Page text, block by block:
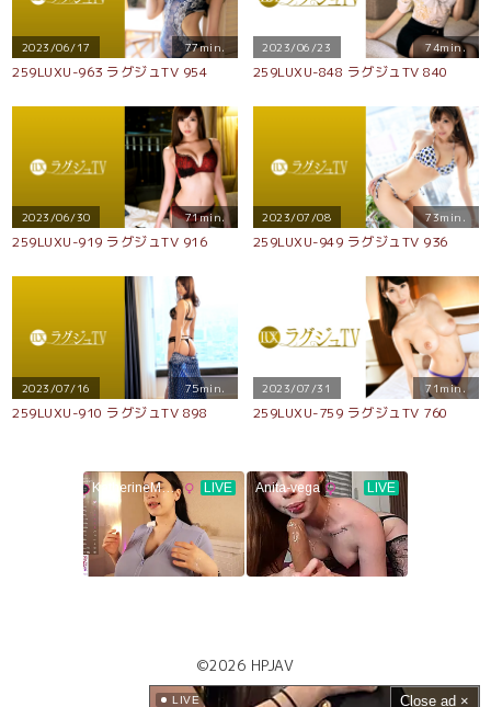
2023/06/17 77min.
259LUXU-963 ラグジュTV 954
2023/06/23 74min.
259LUXU-848 ラグジュTV 840
2023/06/30 71min.
259LUXU-919 ラグジュTV 916
2023/07/08 73min.
259LUXU-949 ラグジュTV 936
2023/07/16 75min.
259LUXU-910 ラグジュTV 898
2023/07/31 71min.
259LUXU-759 ラグジュTV 760
LIVE Close ad ×
©2026 HPJAV